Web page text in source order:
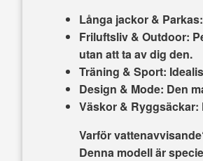
Långa jackor & Parkas:
Friluftsliv & Outdoor:
utan att ta av dig den.
Träning & Sport:
Design & Mode: Den
Väskor & Ryggsäckar:
Varför
Denna modell är